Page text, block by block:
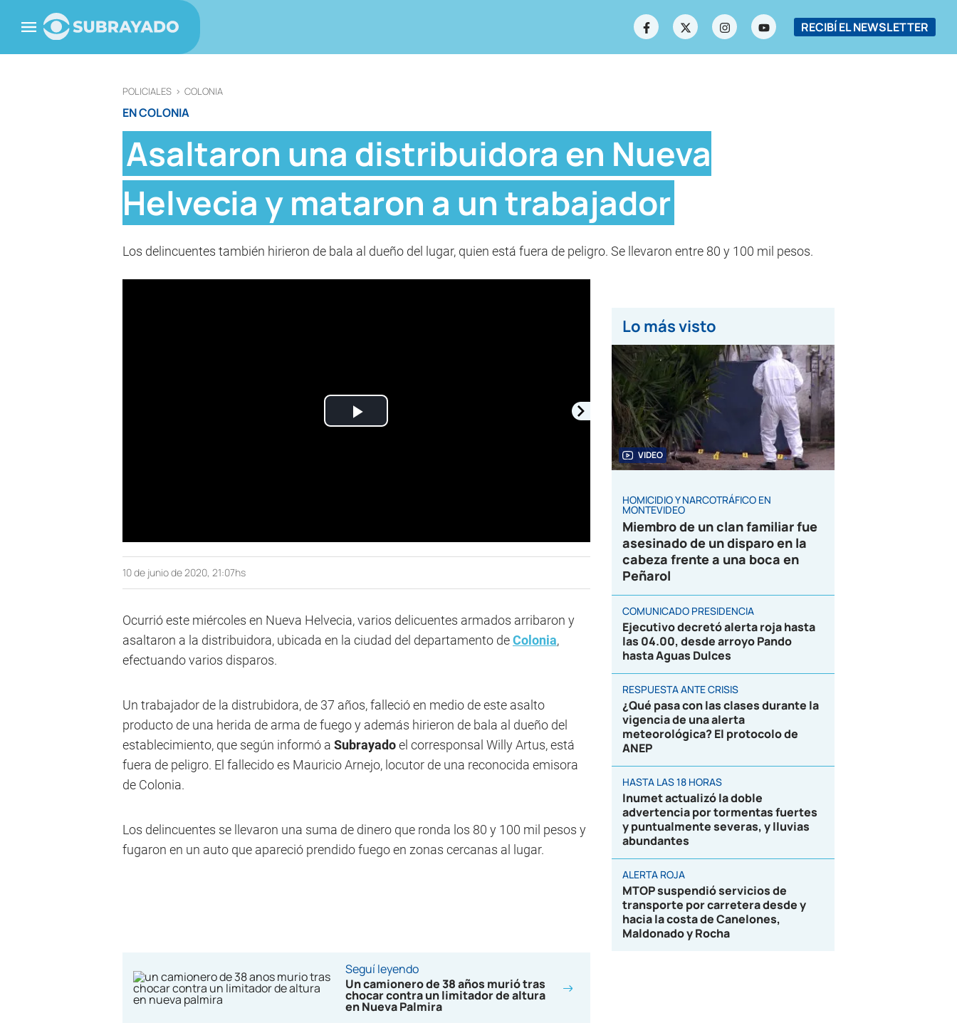
RECIBÍ EL NEWSLETTER
POLICIALES > COLONIA
EN COLONIA
Asaltaron una distribuidora en Nueva
Helvecia y mataron a un trabajador
Los delincuentes también hirieron de bala al dueño del lugar, quien está fuera de peligro. Se llevaron entre 80 y 100 mil pesos.
Play
10 de junio de 2020, 21:07hs
Ocurrió este miércoles en Nueva Helvecia, varios delicuentes armados arribaron y
asaltaron a la distribuidora, ubicada en la ciudad del departamento deColonia,
efectuando varios disparos.
Un trabajador de la distrubidora, de 37 años, falleció en medio de este asalto
producto de una herida de arma de fuego y además hirieron de bala al dueño del
establecimiento, que según informó a Subrayadoel corresponsal Willy Artus, está
fuera de peligro. El fallecido es Mauricio Arnejo, locutor de una reconocida emisora
de Colonia.
Los delincuentes se llevaron una suma de dinero que ronda los 80 y 100 mil pesos y
fugaron en un auto que apareció prendido fuego en zonas cercanas al lugar.
Seguí leyendo
Un camionero de 38 años murió tras
chocar contra un limitador de altura
en Nueva Palmira
Lo más visto
VIDEO
HOMICIDIO Y NARCOTRÁFICO EN
MONTEVIDEO
Miembro de un clan familiar fue
asesinado de un disparo en la
cabeza frente a una boca en
Peñarol
COMUNICADO PRESIDENCIA
Ejecutivo decretó alerta roja hasta
las 04.00, desde arroyo Pando
hasta Aguas Dulces
RESPUESTA ANTE CRISIS
¿Qué pasa con las clases durante la
vigencia de una alerta
meteorológica? El protocolo de
ANEP
HASTA LAS 18 HORAS
Inumet actualizó la doble
advertencia por tormentas fuertes
y puntualmente severas, y lluvias
abundantes
ALERTA ROJA
MTOP suspendió servicios de
transporte por carretera desde y
hacia la costa de Canelones,
Maldonado y Rocha